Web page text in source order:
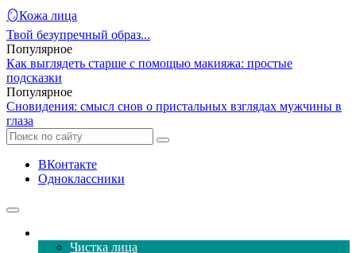
🪞Кожа лица
Твой безупречный образ...
Популярное
Как выглядеть старше с помощью макияжа: простые
подсказки
Популярное
Сновидения: смысл снов о пристальных взглядах мужчины в
глаза
ВКонтакте
Одноклассники
Чистка лица